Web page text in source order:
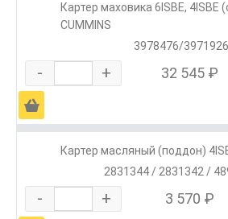
Картер маховика 6ISBE,
CUMMINS
3978476/3971926
- + 32 545 ₽
Ä
Картер масляный (поддон)
2831344 / 2831342 /
- + 3 570 ₽